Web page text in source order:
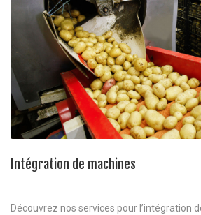
Intégration de machines
Découvrez nos services pour l’intégration